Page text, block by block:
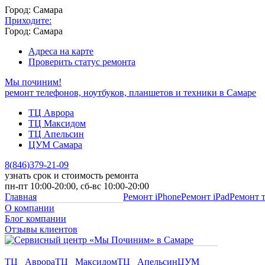
Город: Самара
Приходите:
Город: Самара
Адреса на карте
Проверить статус ремонта
Мы починим!
ремонт телефонов, ноутбуков, планшетов и техники в Самаре
ТЦ Аврора
ТЦ Максидом
ТЦ Апельсин
ЦУМ Самара
8(846)379-21-09
узнать срок и стоимость ремонта
пн-пт 10:00-20:00, сб-вс 10:00-20:00
Главная
О компании
Блог компании
Отзывы клиентов
Ремонт iPhoneРемонт iPadРемонт
ТЦ АврораТЦ МаксидомТЦ АпельсинЦУМ